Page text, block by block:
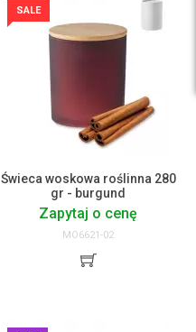
SALE
Świeca woskowa roślinna 280
gr - burgund
Zapytaj o cenę
MO6621-02